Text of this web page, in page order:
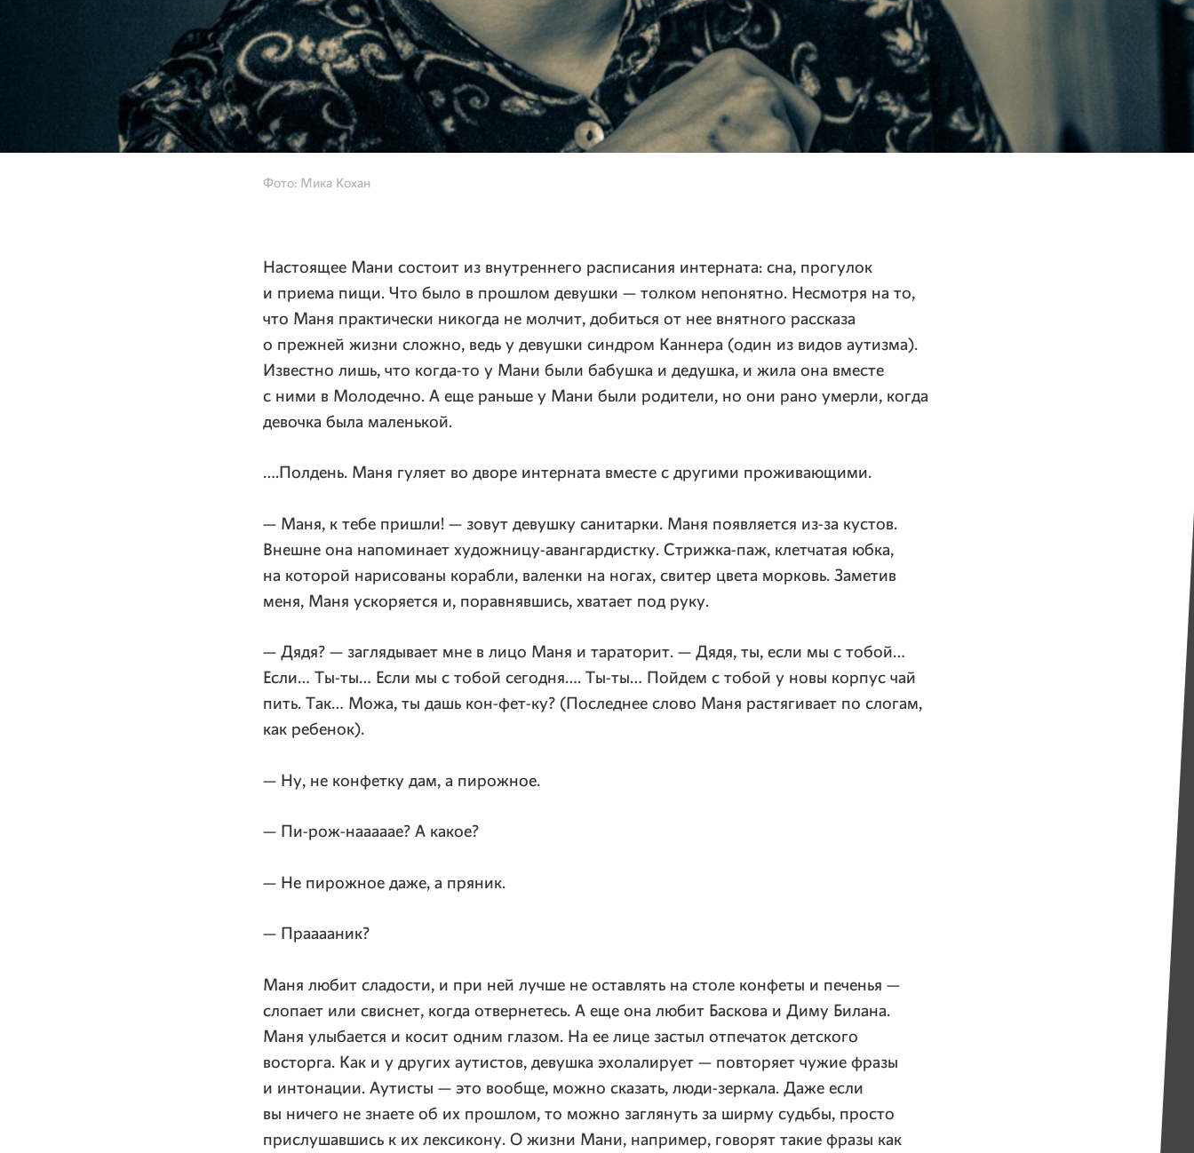
Фото: Мика Кохан
Настоящее Мани состоит из внутреннего расписания интерната: сна, прогулок
и приема пищи. Что было в прошлом девушки — толком непонятно. Несмотря на то,
что Маня практически никогда не молчит, добиться от нее внятного рассказа
о прежней жизни сложно, ведь у девушки синдром Каннера (один из видов аутизма).
Известно лишь, что когда-то у Мани были бабушка и дедушка, и жила она вместе
с ними в Молодечно. А еще раньше у Мани были родители, но они рано умерли, когда
девочка была маленькой.
….Полдень. Маня гуляет во дворе интерната вместе с другими проживающими.
— Маня, к тебе пришли! — зовут девушку санитарки. Маня появляется из-за кустов.
Внешне она напоминает художницу-авангардистку. Стрижка-паж, клетчатая юбка,
на которой нарисованы корабли, валенки на ногах, свитер цвета морковь. Заметив
меня, Маня ускоряется и, поравнявшись, хватает под руку.
— Дядя? — заглядывает мне в лицо Маня и тараторит. — Дядя, ты, если мы с тобой…
Если… Ты-ты… Если мы с тобой сегодня…. Ты-ты… Пойдем с тобой у новы корпус чай
пить. Так… Можа, ты дашь кон-фет-ку? (Последнее слово Маня растягивает по слогам,
как ребенок).
— Ну, не конфетку дам, а пирожное.
— Пи-рож-нааааае? А какое?
— Не пирожное даже, а пряник.
— Прааааник?
Маня любит сладости, и при ней лучше не оставлять на столе конфеты и печенья —
слопает или свиснет, когда отвернетесь. А еще она любит Баскова и Диму Билана.
Маня улыбается и косит одним глазом. На ее лице застыл отпечаток детского
восторга. Как и у других аутистов, девушка эхолалирует — повторяет чужие фразы
и интонации. Аутисты — это вообще, можно сказать, люди-зеркала. Даже если
вы ничего не знаете об их прошлом, то можно заглянуть за ширму судьбы, просто
прислушавшись к их лексикону. О жизни Мани, например, говорят такие фразы как